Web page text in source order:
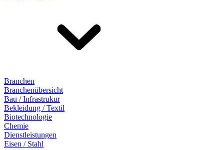
Branchen
Branchenübersicht
Bau / Infrastrukur
Bekleidung / Textil
Biotechnologie
Chemie
Dienstleistungen
Eisen / Stahl